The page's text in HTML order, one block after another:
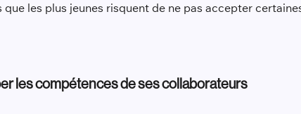
que les plus jeunes risquent de ne pas accepter
les compétences de ses collaborateurs